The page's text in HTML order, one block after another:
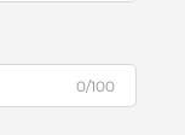
0/100